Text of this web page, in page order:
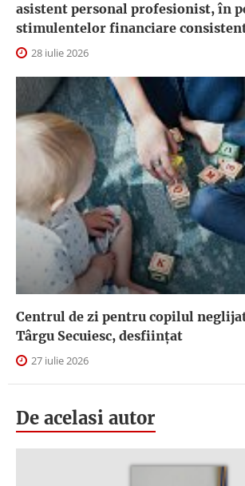
asistent personal profesionist, în
stimulentelor financiare
28 iulie 2026
Centrul de zi pentru copilul
Târgu Secuiesc, desfiinţat
27 iulie 2026
De acelasi autor